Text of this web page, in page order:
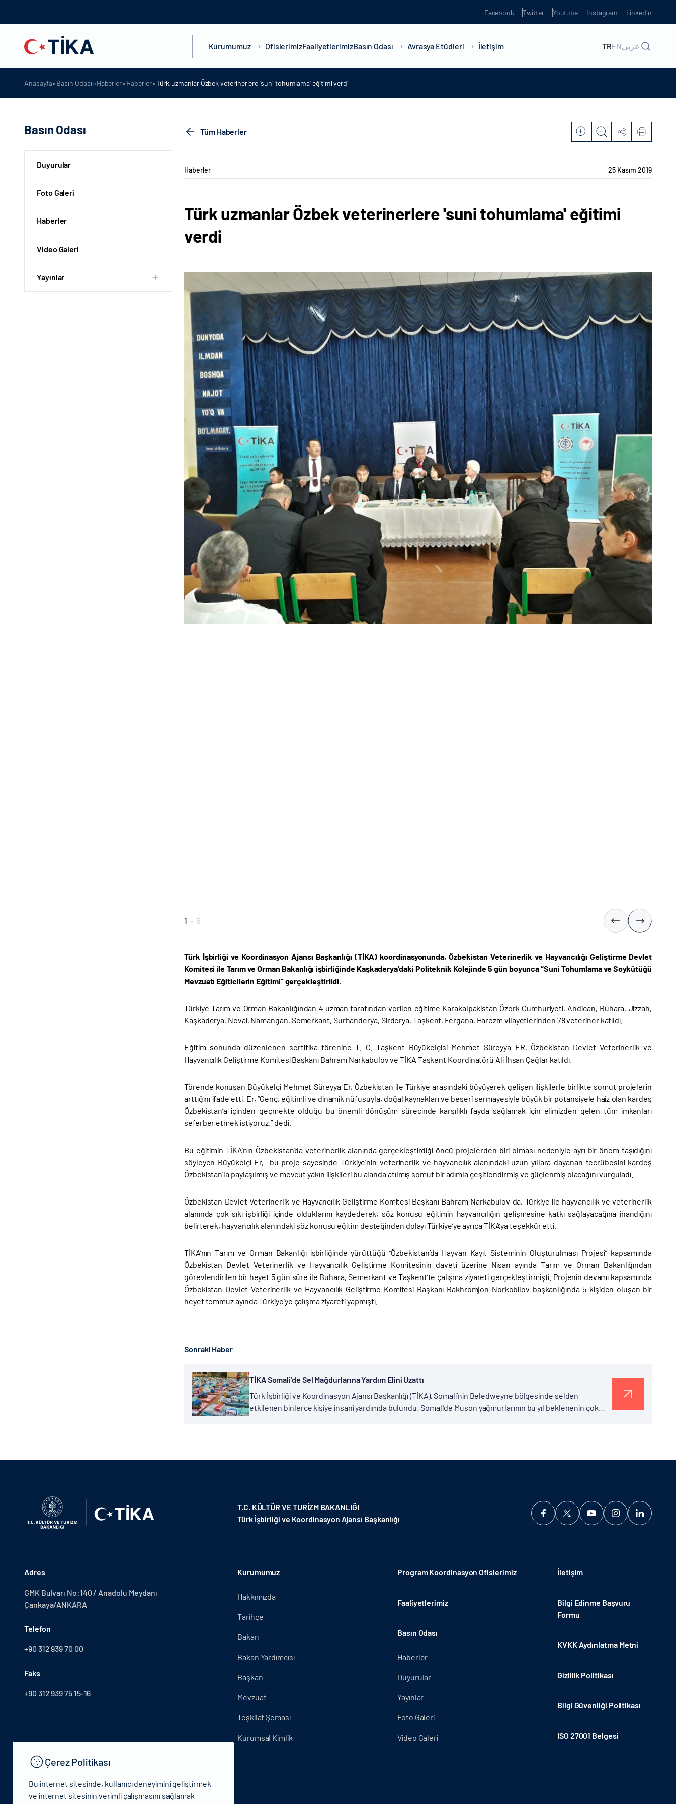
Facebook Twitter Youtube Instagram Linkedin
Kurumumuz OfislerimizFaaliyetlerimizBasın Odası Avrasya Etüdleri İletişim TRENعربي
Anasayfa»Basın Odası»Haberler»Haberler»Türk uzmanlar Özbek veterinerlere 'suni tohumlama' eğitimi verdi
Basın Odası
Duyurular
Foto Galeri
Haberler
Video Galeri
Yayınlar
Tüm Haberler
Haberler 25 Kasım 2019
Türk uzmanlar Özbek veterinerlere 'suni tohumlama' eğitimi
verdi
1 - 5
Türk İşbirliği ve Koordinasyon Ajansı Başkanlığı (TİKA) koordinasyonunda, Özbekistan Veterinerlik ve Hayvancılığı Geliştirme Devlet
Komitesi ile Tarım ve Orman Bakanlığı işbirliğinde Kaşkaderya'daki Politeknik Kolejinde 5 gün boyunca “Suni Tohumlama ve Soykütüğü
Mevzuatı Eğiticilerin Eğitimi” gerçekleştirildi.
Türkiye Tarım ve Orman Bakanlığından 4 uzman tarafından verilen eğitime Karakalpakistan Özerk Cumhuriyeti, Andican, Buhara, Jizzah,
Kaşkaderya, Nevai, Namangan, Semerkant, Surhanderya, Sirderya, Taşkent, Fergana, Harezm vilayetlerinden 78 veteriner katıldı.
Eğitim sonunda düzenlenen sertifika törenine T. C. Taşkent Büyükelçisi Mehmet Süreyya ER, Özbekistan Devlet Veterinerlik ve
Hayvancılık Geliştirme Komitesi Başkanı Bahram Narkabulov ve TİKA Taşkent Koordinatörü Ali İhsan Çağlar katıldı.
Törende konuşan Büyükelçi Mehmet Süreyya Er, Özbekistan ile Türkiye arasındaki büyüyerek gelişen ilişkilerle birlikte somut projelerin
arttığını ifade etti. Er, “Genç, eğitimli ve dinamik nüfusuyla, doğal kaynakları ve beşerî sermayesiyle büyük bir potansiyele haiz olan kardeş
Özbekistan’a içinden geçmekte olduğu bu önemli dönüşüm sürecinde karşılıklı fayda sağlamak için elimizden gelen tüm imkanları
seferber etmek istiyoruz.” dedi.
Bu eğitimin TİKA’nın Özbekistan’da veterinerlik alanında gerçekleştirdiği öncü projelerden biri olması nedeniyle ayrı bir önem taşıdığını
söyleyen Büyükelçi Er, bu proje sayesinde Türkiye’nin veterinerlik ve hayvancılık alanındaki uzun yıllara dayanan tecrübesini kardeş
Özbekistan’la paylaşılmış ve mevcut yakın ilişkileri bu alanda atılmış somut bir adımla çeşitlendirmiş ve güçlenmiş olacağını vurguladı.
Özbekistan Devlet Veterinerlik ve Hayvancılık Geliştirme Komitesi Başkanı Bahram Narkabulov da, Türkiye ile hayvancılık ve veterinerlik
alanında çok sıkı işbirliği içinde olduklarını kaydederek, söz konusu eğitimin hayvancılığın gelişmesine katkı sağlayacağına inandığını
belirterek, hayvancılık alanındaki söz konusu eğitim desteğinden dolayı Türkiye’ye ayrıca TİKA’ya teşekkür etti.
TİKA’nın Tarım ve Orman Bakanlığı işbirliğinde yürüttüğü “Özbekistan’da Hayvan Kayıt Sisteminin Oluşturulması Projesi” kapsamında
Özbekistan Devlet Veterinerlik ve Hayvancılık Geliştirme Komitesinin daveti üzerine Nisan ayında Tarım ve Orman Bakanlığından
görevlendirilen bir heyet 5 gün süre ile Buhara, Semerkant ve Taşkent’te çalışma ziyareti gerçekleştirmişti. Projenin devamı kapsamında
Özbekistan Devlet Veterinerlik ve Hayvancılık Geliştirme Komitesi Başkanı Bakhromjon Norkobilov başkanlığında 5 kişiden oluşan bir
heyet temmuz ayında Türkiye’ye çalışma ziyareti yapmıştı.
Sonraki Haber
TİKA Somali’de Sel Mağdurlarına Yardım Elini Uzattı
Türk İşbirliği ve Koordinasyon Ajansı Başkanlığı (TİKA), Somali’nin Beledweyne bölgesinde selden
etkilenen binlerce kişiye insani yardımda bulundu. Somali’de Muson yağmurlarının bu yıl beklenenin çok
T.C. KÜLTÜR VE TURİZM BAKANLIĞI
Türk İşbirliği ve Koordinasyon Ajansı Başkanlığı
Adres
GMK Bulvarı No:140 / Anadolu Meydanı
Çankaya/ANKARA
Telefon
+90 312 939 70 00
Faks
+90 312 939 75 15-16
Kurumumuz
Hakkımızda
Tarihçe
Bakan
Bakan Yardımcısı
Başkan
Mevzuat
Teşkilat Şeması
Kurumsal Kimlik
Program Koordinasyon Ofislerimiz
Faaliyetlerimiz
Basın Odası
Haberler
Duyurular
Yayınlar
Foto Galeri
Video Galeri
İletişim
Bilgi Edinme Başvuru
Formu
KVKK Aydınlatma Metni
Gizlilik Politikası
Bilgi Güvenliği Politikası
ISO 27001 Belgesi
Çerez Politikası
Bu internet sitesinde, kullanıcı deneyimini geliştirmek
ve internet sitesinin verimli çalışmasını sağlamak